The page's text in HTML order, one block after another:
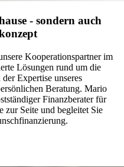
- sondern auch
Kooperationspartner im
Lösungen rund um die
Expertise unseres
Beratung. Mario
Finanzberater für
zur Seite und begleitet Sie